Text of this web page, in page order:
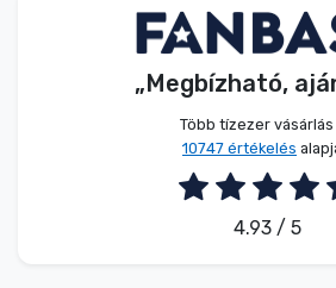
„Megbízható,
Több tízezer vásárlás
10747 értékelés
4.93 / 5